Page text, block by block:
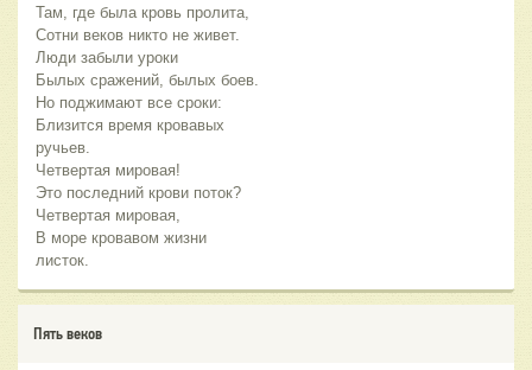
Там, где была кровь пролита,
Сотни веков никто не живет.
Люди забыли уроки
Былых сражений, былых боев.
Но поджимают все сроки:
Близится время кровавых
ручьев.
Четвертая мировая!
Это последний крови поток?
Четвертая мировая,
В море кровавом жизни
листок.
Пять веков